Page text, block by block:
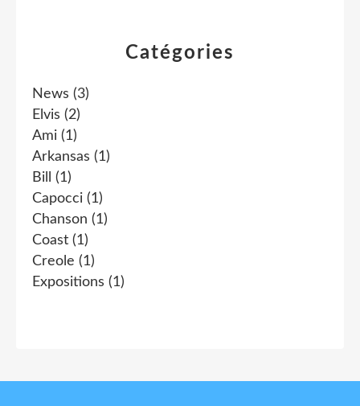
Catégories
News (3)
Elvis (2)
Ami (1)
Arkansas (1)
Bill
(1)
Capocci (1)
Chanson (1)
Coast (1)
Creole (1)
Expositions (1)